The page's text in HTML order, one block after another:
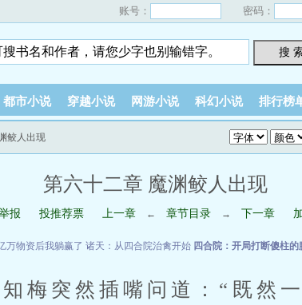
账号： 密码：
搜
都市小说 穿越小说 网游小说 科幻小说 排行榜
鲛人出现
第六十二章 魔渊鲛人出现
报 投推荐票 上一章 ← 章节目录 → 下一章
万物资后我躺赢了 诸天：从四合院治禽开始 四合院：开局打断傻柱的
梅突然插嘴问道：“既然